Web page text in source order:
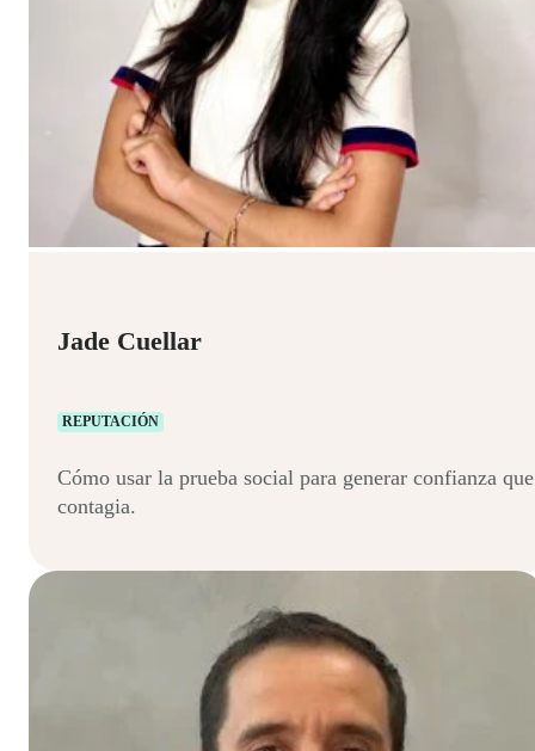
Jade Cuellar
REPUTACIÓN
Cómo usar la prueba social para generar confianza
contagia.